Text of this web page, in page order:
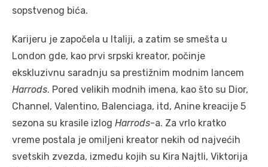
sopstvenog bića.
Karijeru je započela u Italiji, a zatim se smešta u
London gde, kao prvi srpski kreator, počinje
ekskluzivnu saradnju sa prestižnim modnim lancem
Harrods. Pored velikih modnih imena, kao što su Dior,
Channel, Valentino, Balenciaga, itd, Anine kreacije 5
sezona su krasile izlog Harrods-a. Za vrlo kratko
vreme postala je omiljeni kreator nekih od najvećih
svetskih zvezda, između kojih su Kira Najtli, Viktorija